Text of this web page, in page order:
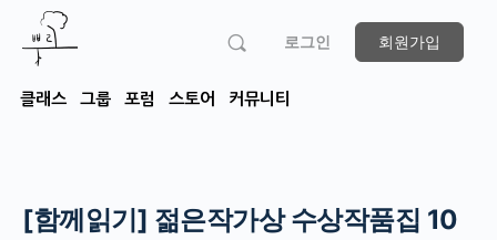
로그인 회원가입
클래스 그룹 포럼 스토어 커뮤니티
[함께읽기] 젊은작가상 수상작품집 10